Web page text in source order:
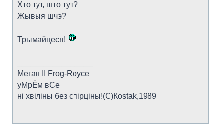
Хто тут, што тут?
Жывыя шчэ?
Трымайцеся!
Меган II Frog-Royce
уМрЁм вСе
ні хвіліны без спірціны!(C)Коstak,1989